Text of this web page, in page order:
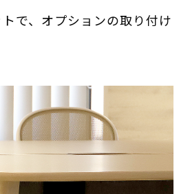
で、オプションの取り付け